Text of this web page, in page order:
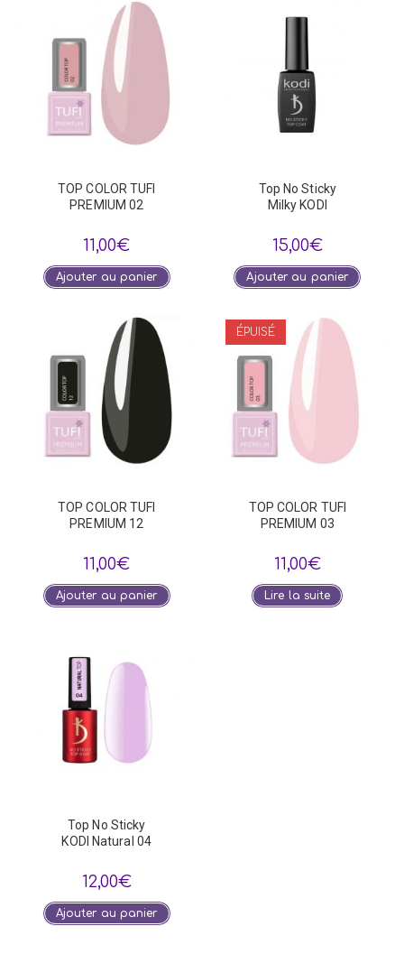
TOP COLOR TUFI
PREMIUM 02
11,00€
Ajouter au panier
Top No Sticky
Milky KODI
15,00€
Ajouter au panier
TOP COLOR TUFI
PREMIUM 12
11,00€
Ajouter au panier
ÉPUISÉ
TOP COLOR TUFI
PREMIUM 03
11,00€
Lire la suite
Top No Sticky
KODI Natural 04
12,00€
Ajouter au panier